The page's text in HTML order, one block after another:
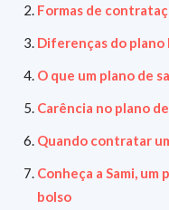
Formas de
Diferenças do
O que um plano de
Carência no plano
Quando contratar
Conheça a Sami,
bolso